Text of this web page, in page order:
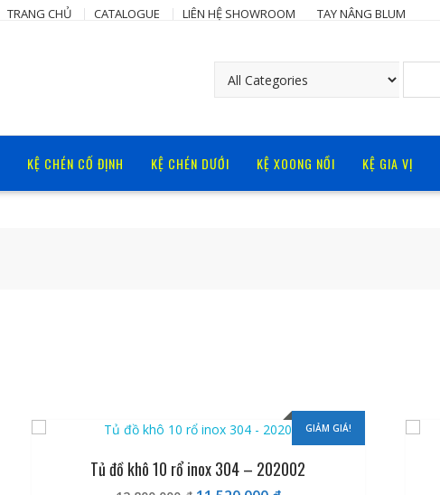
TRANG CHỦ CATALOGUE LIÊN HỆ SHOWROOM TAY NÂNG BLUM
KỆ CHÉN CỐ ĐỊNH KỆ CHÉN DƯỚI KỆ XOONG NỒI KỆ GIA VỊ
GIẢM GIÁ!
Tủ đồ khô 10 rổ inox 304 – 202002